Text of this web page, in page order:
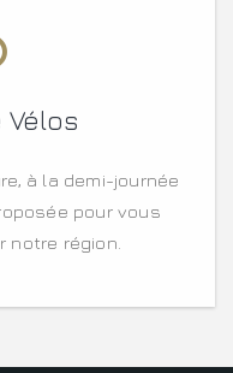
Vélos
à la demi-journée
pour vous
notre région.